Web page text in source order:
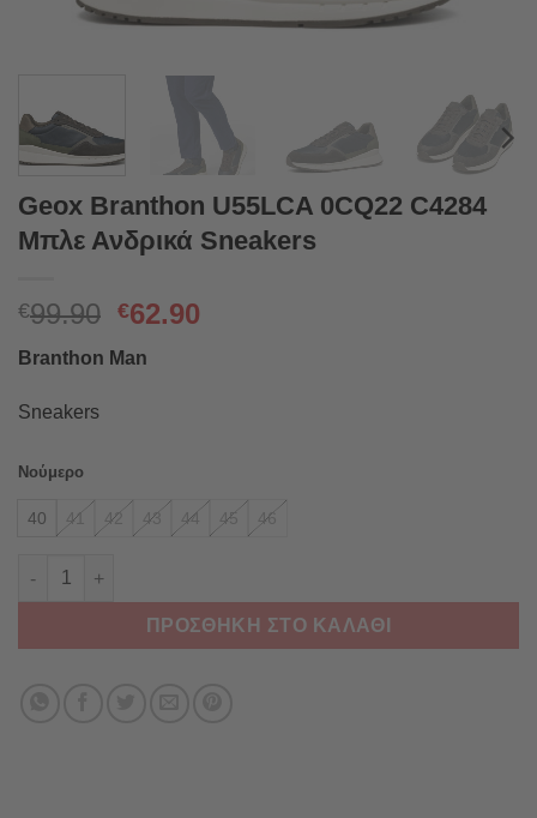
Geox Branthon U55LCA 0CQ22 C4284
Μπλε Ανδρικά Sneakers
€99.90 Original
was:
€62.90
Branthon Man
Sneakers
Νούμερο
40 41 42 43 44 45 46
Geox Branthon U55LCA 0CQ22 C4284 Μπλε Ανδρικά Sneakers
ΠΡΟΣΘΉΚΗ ΣΤΟ ΚΑΛΆΘΙ